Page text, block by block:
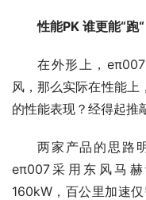
性能PK 谁更能“跑“
在外形上，
风，那么实际在性能上
的性能表现？经得起推
两家产品的思路
eπ007采用东风马
160kW，百公里加速